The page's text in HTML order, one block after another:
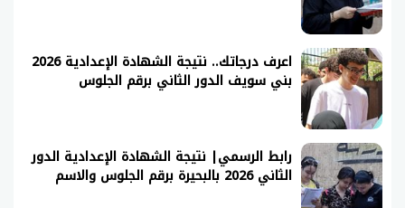
اعرف درجاتك.. نتيجة الشهادة الإعدادية 2026
بني سويف الدور الثاني برقم الجلوس
رابط الرسمي| نتيجة الشهادة الإعدادية الدور
الثاني 2026 بالبحيرة برقم الجلوس والاسم